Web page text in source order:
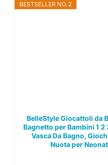
BESTSELLER NO. 2
BelleStyle Giocattoli da
Bagnetto per Bambini 1
Vasca Da Bagno,
Nuota per